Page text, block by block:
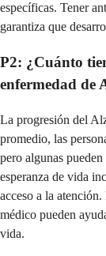
específicas. Tener
garantiza que
P2: ¿Cuánto
enfermedad de
La progresión del
promedio, las
pero algunas
esperanza de vida
acceso a la
médico pueden
vida.